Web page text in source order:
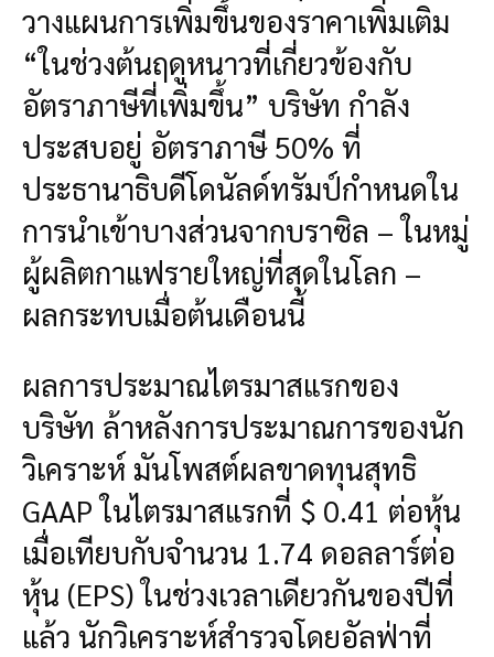
วางแผนการเพิ่มขึ้นของราคาเพิ่มเติม
“ในช่วงต้นฤดูหนาวที่เกี่ยวข้องกับ
อัตราภาษีที่เพิ่มขึ้น” บริษัท กำลัง
ประสบอยู่ อัตราภาษี 50% ที่
ประธานาธิบดีโดนัลด์ทรัมป์กำหนดใน
การนำเข้าบางส่วนจากบราซิล – ในหมู่
ผู้ผลิตกาแฟรายใหญ่ที่สุดในโลก –
ผลกระทบเมื่อต้นเดือนนี้
ผลการประมาณไตรมาสแรกของ
บริษัท ล้าหลังการประมาณการของนัก
วิเคราะห์ มันโพสต์ผลขาดทุนสุทธิ
GAAP ในไตรมาสแรกที่ $ 0.41 ต่อหุ้น
เมื่อเทียบกับจำนวน 1.74 ดอลลาร์ต่อ
หุ้น (EPS) ในช่วงเวลาเดียวกันของปีที่
แล้ว นักวิเคราะห์สำรวจโดยอัลฟ่าที่